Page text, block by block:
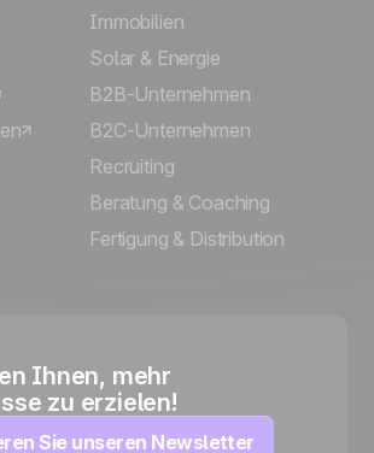
Immobilien
Solar & Energie
B2B-Unternehmen
B2C-Unternehmen
Recruiting
Beratung & Coaching
Fertigung & Distribution
Ihnen, mehr
zu erzielen!
Sie unseren Newsletter